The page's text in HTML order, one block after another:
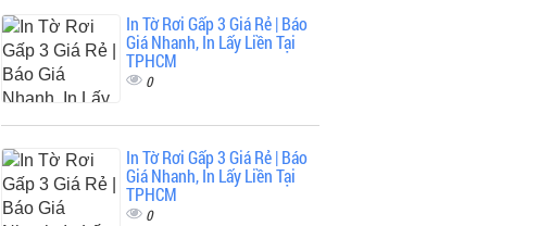
In Tờ Rơi Gấp 3 Giá Rẻ | Báo
Giá Nhanh, In Lấy Liền Tại
TPHCM
0
In Tờ Rơi Gấp 3 Giá Rẻ | Báo
Giá Nhanh, In Lấy Liền Tại
TPHCM
0